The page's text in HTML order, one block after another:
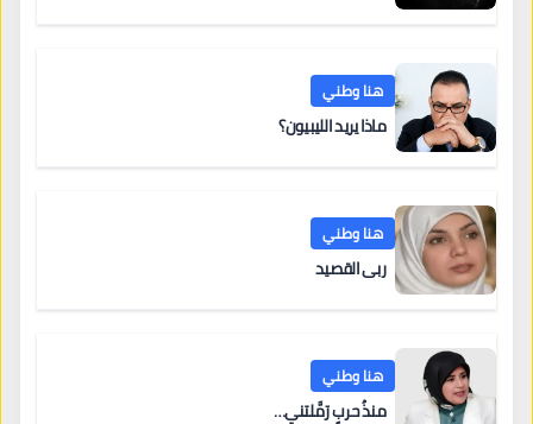
هنا وطني
ماذا يريد الليبيون؟
هنا وطني
ربى القصيد
هنا وطني
منذُ حربٍ رَمَّلتني…